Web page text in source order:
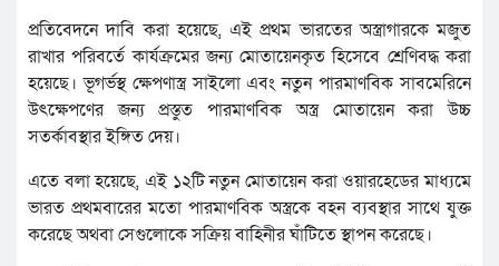
প্রতিবেদনে দাবি করা হয়েছে, এই প্রথম ভারতের অস্ত্রাগারকে মজুত
রাখার পরিবর্তে কার্যক্রমের জন্য মোতায়েনকৃত হিসেবে শ্রেণিবদ্ধ করা
হয়েছে। ভূগর্ভস্থ ক্ষেপণাস্ত্র সাইলো এবং নতুন পারমাণবিক সাবমেরিনে
উৎক্ষেপণের জন্য প্রস্তুত পারমাণবিক অস্ত্র মোতায়েন করা উচ্চ
সতর্কাবস্থার ইঙ্গিত দেয়।
এতে বলা হয়েছে, এই ১২টি নতুন মোতায়েন করা ওয়ারহেডের মাধ্যমে
ভারত প্রথমবারের মতো পারমাণবিক অস্ত্রকে বহন ব্যবস্থার সাথে যুক্ত
করেছে অথবা সেগুলোকে সক্রিয় বাহিনীর ঘাঁটিতে স্থাপন করেছে।